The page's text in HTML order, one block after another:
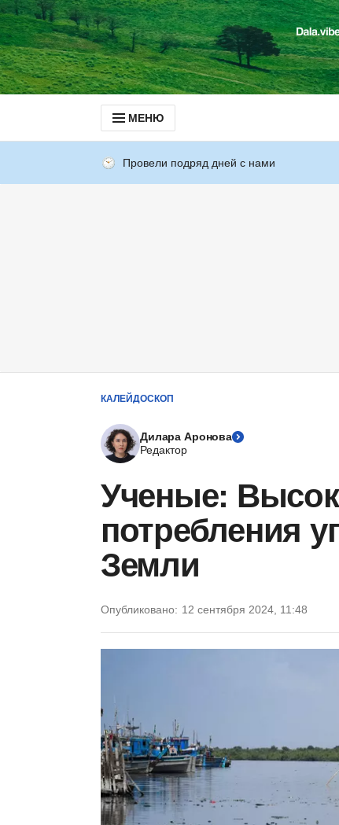
МЕНЮ
Провели подряд дней с нами
КАЛЕЙДОСКОП
Дилара Аронова
Редактор
Ученые:
потребления
Земли
Опубликовано: 12 сентября 2024, 11:48